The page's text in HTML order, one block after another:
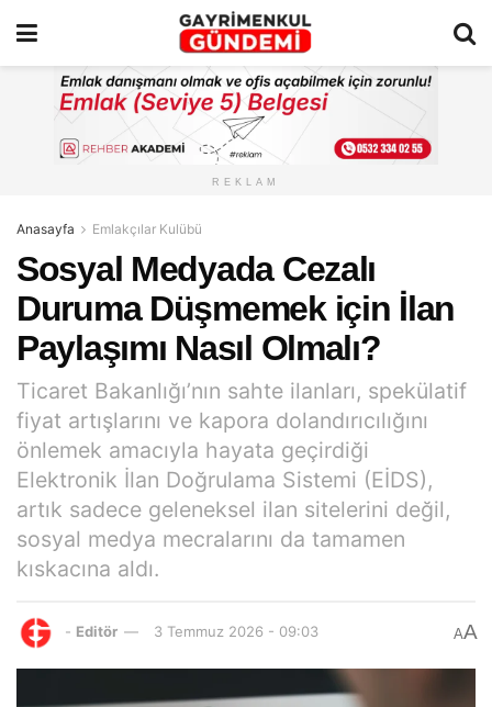
REKLAM
Anasayfa Emlakçılar Kulübü
Sosyal Medyada Cezalı
Duruma Düşmemek için İlan
Paylaşımı Nasıl Olmalı?
Ticaret Bakanlığı’nın sahte ilanları, spekülatif
fiyat artışlarını ve kapora dolandırıcılığını
önlemek amacıyla hayata geçirdiği
Elektronik İlan Doğrulama Sistemi (EİDS),
artık sadece geleneksel ilan sitelerini değil,
sosyal medya mecralarını da tamamen
kıskacına aldı.
- Editör 3 Temmuz 2026 - 09:03 AA